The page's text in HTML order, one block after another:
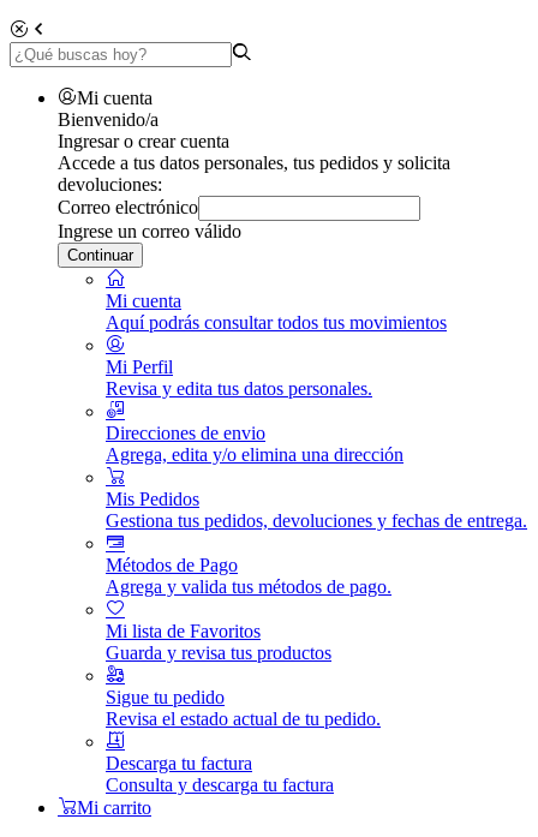
Mi cuenta
Bienvenido/a
Ingresar o crear cuenta
Accede a tus datos personales, tus pedidos y solicita
devoluciones:
Correo electrónico
Ingrese un correo válido
Continuar
Mi cuenta
Aquí podrás consultar todos tus movimientos
Mi Perfil
Revisa y edita tus datos personales.
Direcciones de envio
Agrega, edita y/o elimina una dirección
Mis Pedidos
Gestiona tus pedidos, devoluciones y fechas de entrega.
Métodos de Pago
Agrega y valida tus métodos de pago.
Mi lista de Favoritos
Guarda y revisa tus productos
Sigue tu pedido
Revisa el estado actual de tu pedido.
Descarga tu factura
Consulta y descarga tu factura
Mi carrito